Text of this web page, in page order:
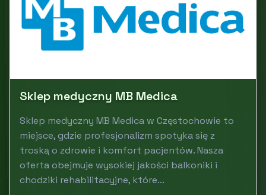
Sklep medyczny MB Medica
Sklep medyczny MB Medica w Częstochowie to
miejsce, gdzie profesjonalizm spotyka się z
troską o zdrowie i komfort pacjentów. Nasza
oferta obejmuje wysokiej jakości balkoniki i
chodziki rehabilitacyjne, które...